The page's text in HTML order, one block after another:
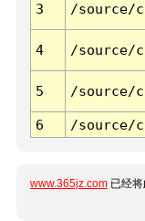
3 /source/
4 /source/
5 /source/
6 /source/
www.365jz.com 已经